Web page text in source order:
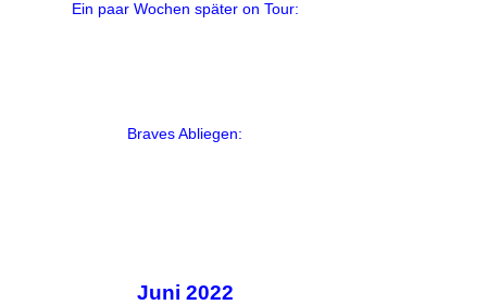
Ein paar Wochen später on Tour:
Braves Abliegen:
Juni 2022